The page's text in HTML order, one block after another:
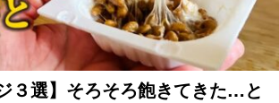
３選】そろそろ飽きてきた…と